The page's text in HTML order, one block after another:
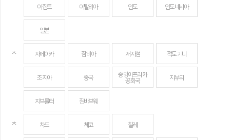
이집트 이탈리아 인도 인도네시아
일본
ㅈ 자메이카 잠비아 저지섬 적도 기니
조지아 중국
중앙아프리카
공화국
지부티
지브롤터 짐바브웨
ㅊ 차드 체코 칠레